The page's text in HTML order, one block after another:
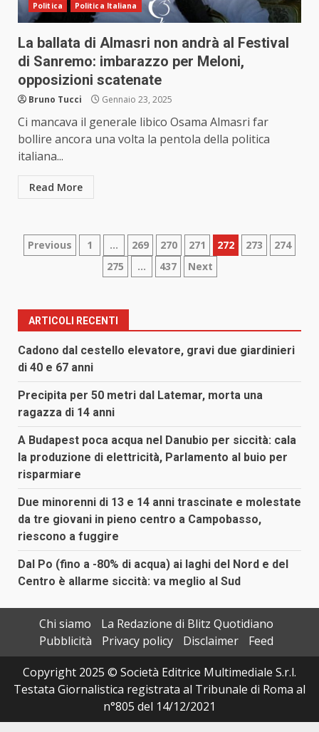
Politica Politica Italiana
La ballata di Almasri non andrà al Festival
di Sanremo: imbarazzo per Meloni,
opposizioni scatenate
Bruno Tucci Gennaio 23, 2025
Ci mancava il generale libico Osama Almasri far
bollire ancora una volta la pentola della politica
italiana...
Read More
Paginazione
articoli
Previous 1 … 269 270 271 272 273
274
275
… 437 Next
ARTICOLI RECENTI
Cadono dal cestello elevatore, gravi due giardinieri
di 40 e 67 anni
Precipita per 50 metri dal Latemar, morta una
ragazza di 14 anni
A Budapest poca acqua nel Danubio per siccità: cala
la produzione di elettricità, Parlamento al buio per
risparmiare
Due minorenni di 13 e 14 anni trascinate e molestate
da tre giovani in pieno centro a Campobasso,
riescono a fuggire
Dal Po (fino a -80% di acqua) ai laghi del Nord e del
Centro è allarme siccità: va meglio al Sud
Chi siamo
La Redazione di Blitz Quotidiano
Pubblicità
Privacy policy Disclaimer
Feed
Copyright 2025 © Società Editrice Multimediale S.r.l.
Testata Giornalistica registrata al Tribunale di Roma al
n°805 del 14/12/2021